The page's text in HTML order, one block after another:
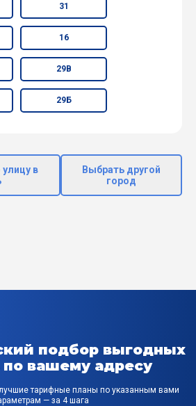
31
16
29В
29Б
в
Выбрать другой
город
подбор выгодных
вашему адресу
тарифные планы по указанным вами
— за 4 шага